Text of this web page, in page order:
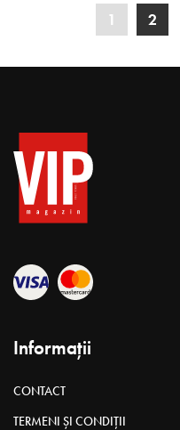
1 2
Informații
CONTACT
TERMENI ȘI CONDIȚII